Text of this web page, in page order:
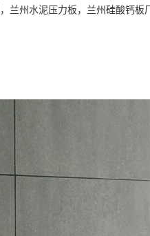
，兰州水泥压力板，兰州硅酸钙板